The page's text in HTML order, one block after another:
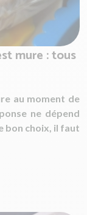
mure : tous
au moment de
ne dépend
bon choix, il faut